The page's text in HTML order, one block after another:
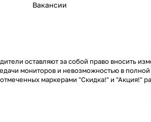
Вакансии
оставляют за собой право вносить
мониторов и невозможностью в
маркерами "Скидка!" и "Акция!"